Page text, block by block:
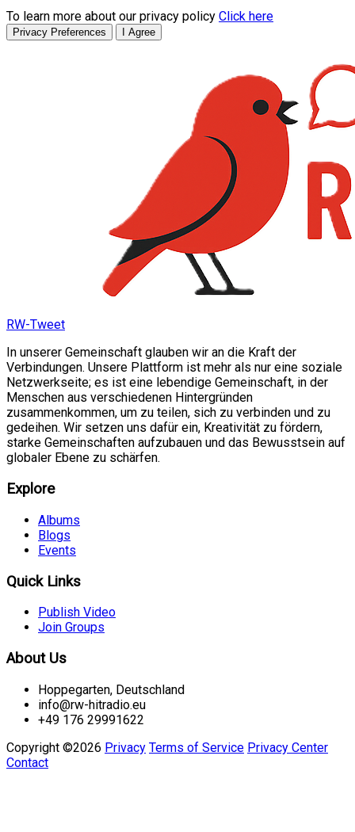
To learn more about our privacy policy Click here
Privacy Preferences I Agree
RW-Tweet
In unserer Gemeinschaft glauben wir an die Kraft der
Verbindungen. Unsere Plattform ist mehr als nur eine soziale
Netzwerkseite; es ist eine lebendige Gemeinschaft, in der
Menschen aus verschiedenen Hintergründen
zusammenkommen, um zu teilen, sich zu verbinden und zu
gedeihen. Wir setzen uns dafür ein, Kreativität zu fördern,
starke Gemeinschaften aufzubauen und das Bewusstsein auf
globaler Ebene zu schärfen.
Explore
Albums
Blogs
Events
Quick Links
Publish Video
Join Groups
About Us
Hoppegarten, Deutschland
info@rw-hitradio.eu
+49 176 29991622
Copyright ©2026 Privacy Terms of Service Privacy Center
Contact